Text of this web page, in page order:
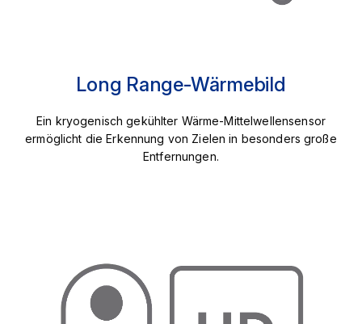
Long Range-Wärmebild
Ein kryogenisch gekühlter Wärme-Mittelwellensensor
ermöglicht die Erkennung von Zielen in besonders große
Entfernungen.